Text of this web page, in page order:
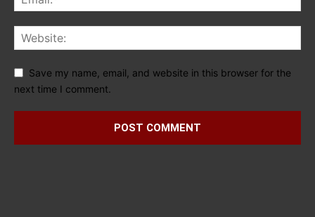
Save my name, email, and website in this browser for the
next time I comment.